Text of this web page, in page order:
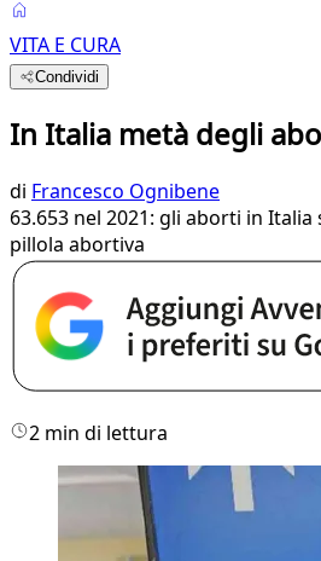
VITA E CURA
Condividi
In Italia metà degli
di Francesco Ognibene
63.653 nel 2021: gli aborti in
pillola abortiva
2 min di lettura